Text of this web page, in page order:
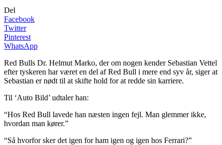
Del
Facebook
Twitter
Pinterest
WhatsApp
Red Bulls Dr. Helmut Marko, der om nogen kender Sebastian Vettel
efter tyskeren har været en del af Red Bull i mere end syv år, siger at
Sebastian er nødt til at skifte hold for at redde sin karriere.
Til ‘Auto Bild’ udtaler han:
“Hos Red Bull lavede han næsten ingen fejl. Man glemmer ikke,
hvordan man kører.”
“Så hvorfor sker det igen for ham igen og igen hos Ferrari?”